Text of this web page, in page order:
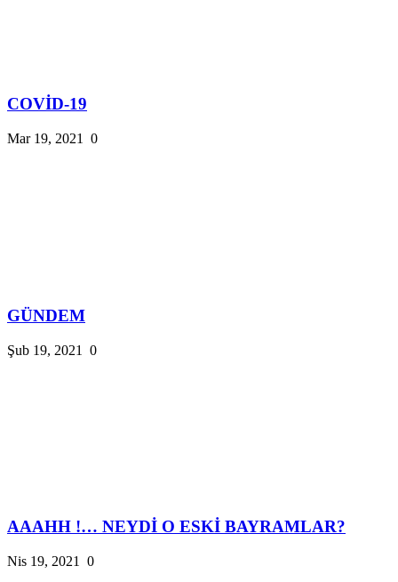
COVİD-19
Mar 19, 2021 0
GÜNDEM
Şub 19, 2021 0
AAAHH !… NEYDİ O ESKİ BAYRAMLAR?
Nis 19, 2021 0